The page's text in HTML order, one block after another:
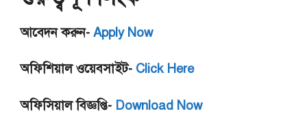
আবেদন করুন- Apply Now
অফিশিয়াল ওয়েবসাইট- Click Here
অফিসিয়াল বিজ্ঞপ্তি- Download Now